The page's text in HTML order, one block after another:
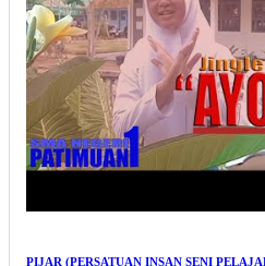
PIJAR (PERSATUAN INSAN SENI